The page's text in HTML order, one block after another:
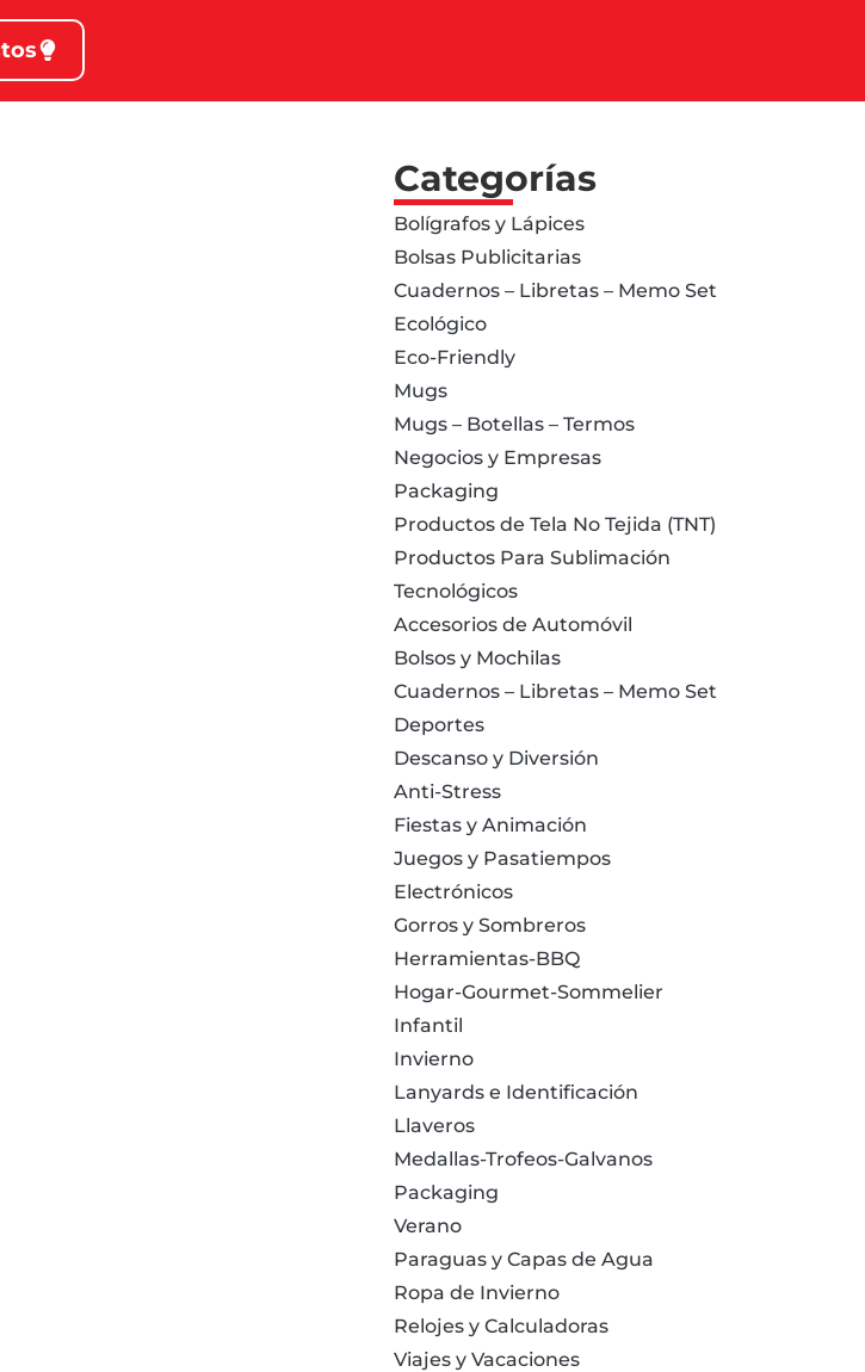
Categorías
Bolígrafos y Lápices
Bolsas Publicitarias
Cuadernos – Libretas – Memo Set
Ecológico
Eco-Friendly
Mugs
Mugs – Botellas – Termos
Negocios y Empresas
Packaging
Productos de Tela No Tejida (TNT)
Productos Para Sublimación
Tecnológicos
Accesorios de Automóvil
Bolsos y Mochilas
Cuadernos – Libretas – Memo Set
Deportes
Descanso y Diversión
Anti-Stress
Fiestas y Animación
Juegos y Pasatiempos
Electrónicos
Gorros y Sombreros
Herramientas-BBQ
Hogar-Gourmet-Sommelier
Infantil
Invierno
Lanyards e Identificación
Llaveros
Medallas-Trofeos-Galvanos
Packaging
Verano
Paraguas y Capas de Agua
Ropa de Invierno
Relojes y Calculadoras
Viajes y Vacaciones